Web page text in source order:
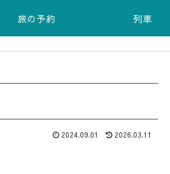
旅の予約 列車
2024.09.01 2026.03.11